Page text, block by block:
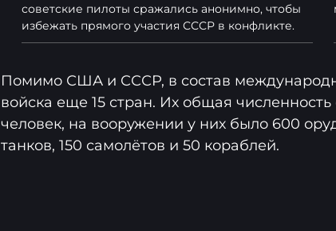
советские пилоты сражались анонимно, чтобы
избежать прямого участия СССР в конфликте.
Помимо США и СССР, в состав
войска еще 15 стран. Их общая
человек, на вооружении у них было 600
танков, 150 самолётов и 50 кораблей.